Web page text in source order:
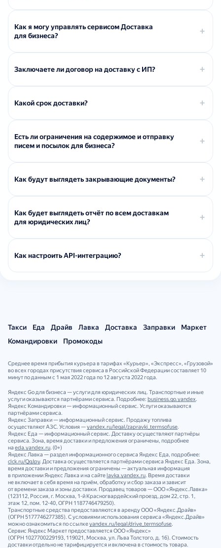
Как я могу управлять сервисом Доставка
для бизнеса?
Заключаете ли договор на доставку с ИП?
Какой срок доставки?
Есть ли ограничения на содержимое и отправку
писем и посылок для бизнеса?
Как будут выглядеть закрывающие документы?
Как будет выглядеть отчёт по всем доставкам
для юридических лиц?
Как настроить API-интеграцию?
Такси Еда Драйв Лавка Доставка Заправки
Маркет
Командировки
Промокоды
Среднее время прибытия курьера в тарифах «Курьер», «Экспресс», «Грузовой»
во всех городах присутствия сервиса в Российской Федерации составляет 10
минут по данным с 1 мая 2022 года по 12 августа 2022 года.
Яндекс Go для бизнеса — услуги для юридических лиц. Транспортные и иные
услуги оказываются партнёрами сервиса. Подробнее: business.go.yandex.
Яндекс Командировки — информационный сервис. Услуги оказываются
партнёрами сервиса.
Яндекс Заправки — информационный сервис. Продажу топлива
осуществляют АЗС. Условия —yandex.ru/legal/zapravki_termsofuse.
Яндекс Еда — информационный сервис. Доставку осуществляют партнёры
сервиса. Зона, время доставки и предложения ограничены, подробнее
на eda.yandex.ru. (0+)
Яндекс Лавка — раздел информационного сервиса Яндекс Еда, подробнее:
clck.ru/QgJpy. Доставка осуществляется партнёрами сервиса Яндекс Еда. Зона,
время доставки и предложения ограничены — актуальная информация
в приложении Яндекс Лавка и на сайтеlavka.yandex.ru. Время доставки
не включает в себя время на приём, обработку и сбор заказа и зависит
от времени заказа и зоны доставки. Продавец товаров — ООО «Яндекс.Лавка»
(123112, Россия, г. Москва, 1‑й Красногвардейский проезд, дом 22, стр. 1,
этаж 12, пом. 12‑40, ОГРН 1187746479250).
Транспортные средства предоставляются в аренду ООО «Яндекс.Драйв»
(ОГРН 5177746277385). С условиями использования сервиса «Яндекс.Драйв»
можно ознакомиться по ссылкеyandex.ru/legal/drive_termsofuse.
Сервис Яндекс Маркет предоставляется ООО «Яндекс»
(ОГРН 1027700229193, 119021, Москва, ул. Льва Толстого, д. 16). Стоимость
доставки отдельно не тарифицируется и включена в стоимость товара.